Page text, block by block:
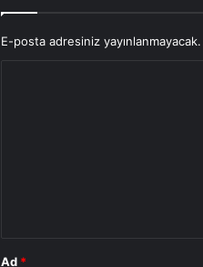
E-posta adresiniz yayınlanmayacak.
Ad *